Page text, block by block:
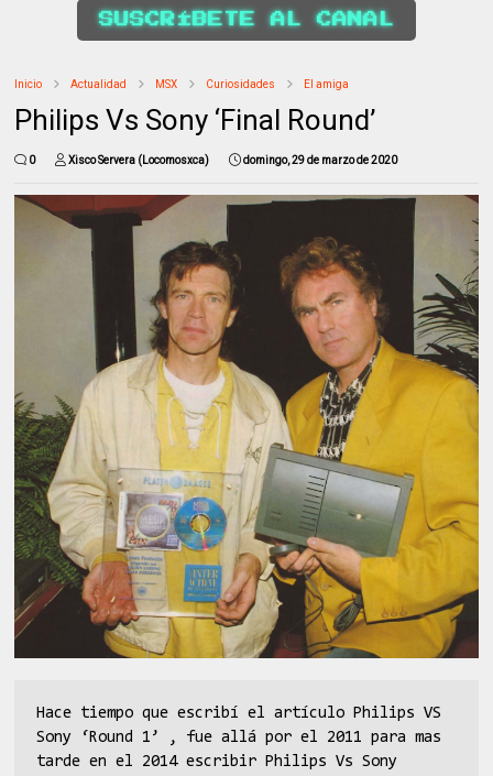
SUSCRÍBETE AL CANAL
Inicio Actualidad MSX Curiosidades El amiga
Philips Vs Sony ‘Final Round’
0 Xisco Servera (Locomosxca) domingo, 29 de marzo de 2020
Hace tiempo que escribí el artículo Philips VS
Sony ‘Round 1’ , fue allá por el 2011 para mas
tarde en el 2014 escribir Philips Vs Sony